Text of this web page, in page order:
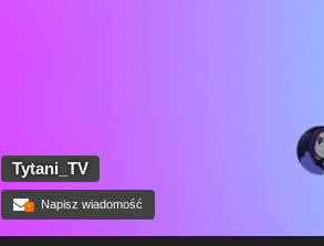
Tytani_TV
+ Napisz wiadomość